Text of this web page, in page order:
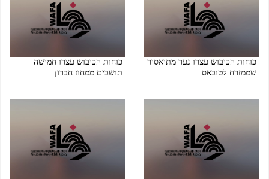
כוחות הכיבוש עצרו נער מתיאסיר
שממזרח לטובאס
כוחות הכיבוש עצרו חמישה
תושבים ממחוז חברון